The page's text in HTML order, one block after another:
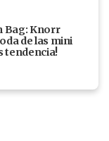
Bag: Knorr
de las mini
tendencia!